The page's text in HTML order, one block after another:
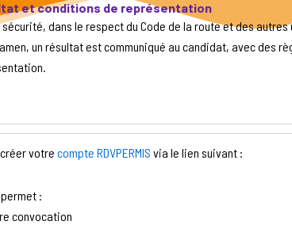
et conditions de représentation
dans le respect du Code de la route et des
un résultat est communiqué au candidat, avec des
votre compte RDVPERMIS via le lien suivant :
:
convocation